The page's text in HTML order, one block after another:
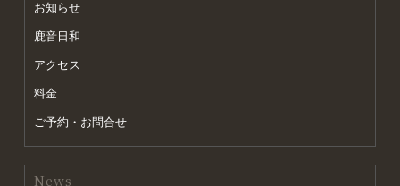
お知らせ
鹿音日和
アクセス
料金
ご予約・お問合せ
News